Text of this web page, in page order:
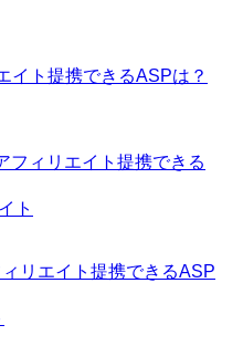
イト提携できるASPは？
フィリエイト提携できる
ト
リエイト提携できるASP